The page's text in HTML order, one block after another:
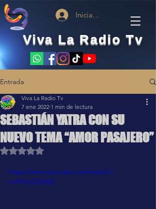
Viva La Radio Tv
Iniciar sesión
Entrada
SEBASTIÁN YATRA CON SU
NUEVO TEMA “AMOR PASAJERO”
Viva La Radio Tv
7 ene 2022 1 min de lectura
Obtuvo NaN de 5 estrellas.
https://www.youtube.com/watch?
v=HPmjT2JfHiE